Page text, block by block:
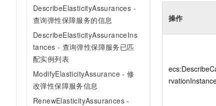
DescribeElasticityAssurances -
查询弹性保障服务的信息
DescribeElasticityAssuranceIns
tances - 查询弹性保障服务已匹
配实例列表
ModifyElasticityAssurance - 修
改弹性保障服务信息
RenewElasticityAssurances -
操作
专有云